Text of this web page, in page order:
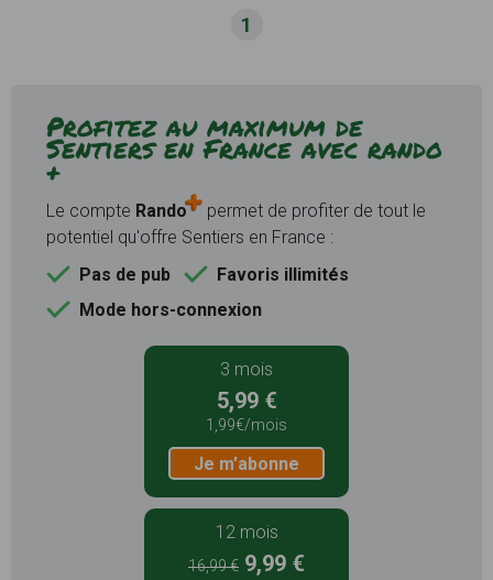
1
Profitez au maximum de
Sentiers en France avec rando
+
Le compte Rando
permet de profiter de tout le
potentiel qu'offre Sentiers en France :
Pas de pub
Favoris illimités
Mode hors-connexion
3 mois
5,99 €
1,99€/mois
Je m'abonne
12 mois
16,99 € 9,99 €